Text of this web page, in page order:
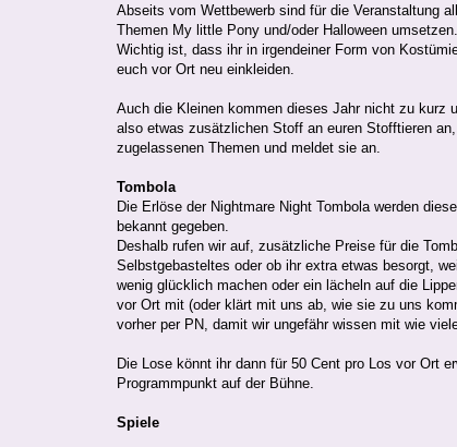
Abseits vom Wettbewerb sind für die Veranstaltung
Themen My little Pony und/oder Halloween umsetzen.
Wichtig ist, dass ihr in irgendeiner Form von
euch vor Ort neu einkleiden.
Auch die Kleinen kommen dieses Jahr nicht zu kurz
also etwas zusätzlichen Stoff an euren Stofftieren
zugelassenen Themen und meldet sie an.
Tombola
Die Erlöse der Nightmare Night Tombola werden
bekannt gegeben.
Deshalb rufen wir auf, zusätzliche Preise für die
Selbstgebasteltes oder ob ihr extra etwas besorgt,
wenig glücklich machen oder ein lächeln auf die
vor Ort mit (oder klärt mit uns ab, wie sie zu uns
vorher per PN, damit wir ungefähr wissen mit wie
Die Lose könnt ihr dann für 50 Cent pro Los vor Ort
Programmpunkt auf der Bühne.
Spiele